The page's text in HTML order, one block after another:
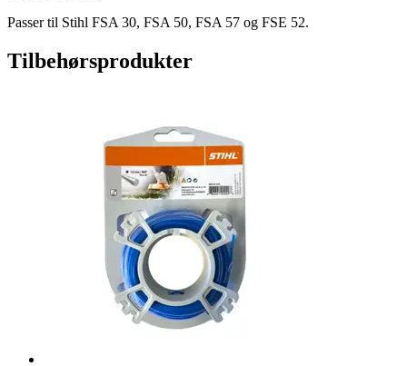
Passer til Stihl FSA 30, FSA 50, FSA 57 og FSE 52.
Tilbehørsprodukter